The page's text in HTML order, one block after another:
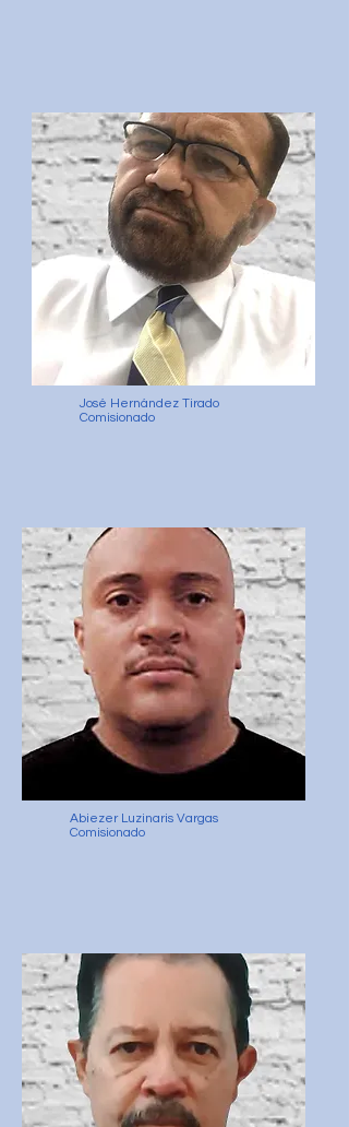
José Hernández Tirado
Comisionado
Abiezer Luzinaris Vargas
Comisionado